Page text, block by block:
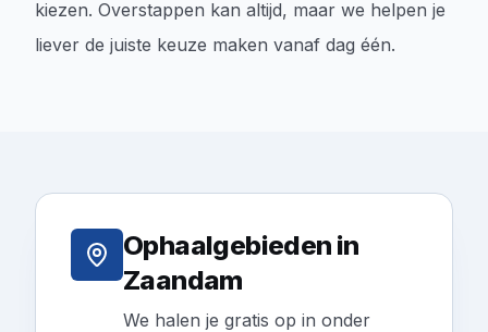
kiezen. Overstappen kan altijd, maar we helpen je
liever de juiste keuze maken vanaf dag één.
Ophaalgebieden in
Zaandam
We halen je gratis op in onder